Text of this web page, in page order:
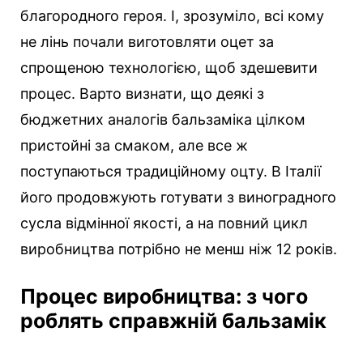
благородного героя. І, зрозуміло, всі кому
не лінь почали виготовляти оцет за
спрощеною технологією, щоб здешевити
процес. Варто визнати, що деякі з
бюджетних аналогів бальзаміка цілком
пристойні за смаком, але все ж
поступаються традиційному оцту. В Італії
його продовжують готувати з виноградного
сусла відмінної якості, а на повний цикл
виробництва потрібно не менш ніж 12 років.
Процес виробництва: з чого
роблять справжній бальзамік